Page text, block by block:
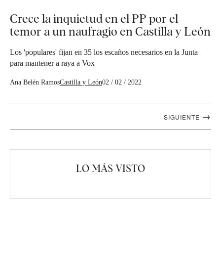
Crece la inquietud en el PP por el
temor a un naufragio en Castilla y León
Los 'populares' fijan en 35 los escaños necesarios en la Junta
para mantener a raya a Vox
Ana Belén RamosCastilla y León02 / 02 / 2022
SIGUIENTE →
LO MÁS VISTO